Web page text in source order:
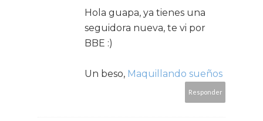
Hola guapa, ya tienes una
seguidora nueva, te vi por
BBE :)
Un beso, Maquillando sueños
Responder